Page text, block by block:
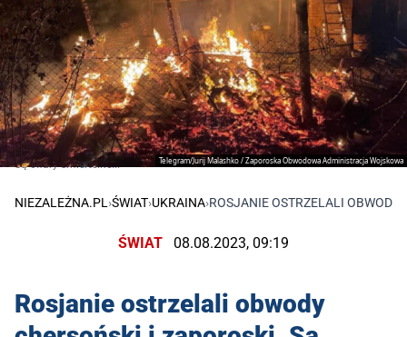
Telegram/Jurij Malashko / Zaporoska Obwodowa Administracja Wojskowa
Są ofiary śmiertelne...
NIEZALEŻNA.PL ›ŚWIAT›UKRAINA›ROSJANIE OSTRZELALI OBWODY
ŚWIAT 08.08.2023, 09:19
Rosjanie ostrzelali obwody